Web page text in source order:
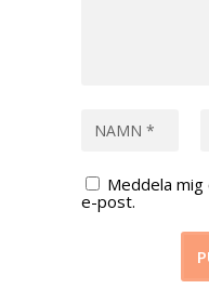
Meddela
e-post.